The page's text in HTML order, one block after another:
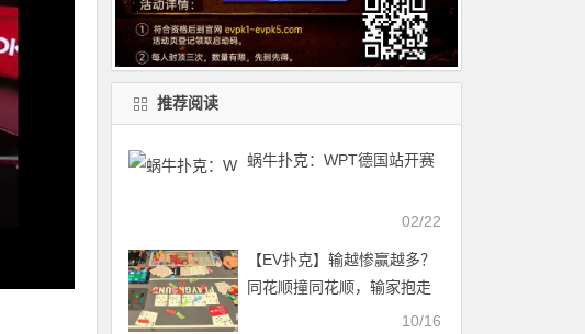
推荐阅读
蜗牛扑克：WPT德国站开赛
02/22
【EV扑克】输越惨赢越多？
同花顺撞同花顺，输家抱走
325万元大奖，比赢家多一
10/16